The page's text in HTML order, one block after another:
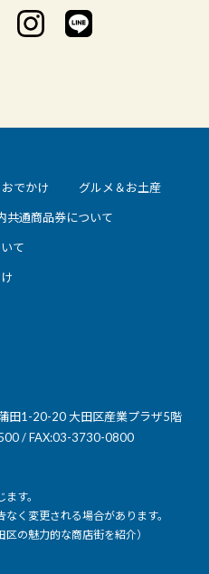
おでかけ グルメ＆お土産
共通商品券について
て
田1-20-20 大田区産業プラザ5階
/ FAX:03-3730-0800
す。
く変更される場合があります。
の魅力的な商店街を紹介）